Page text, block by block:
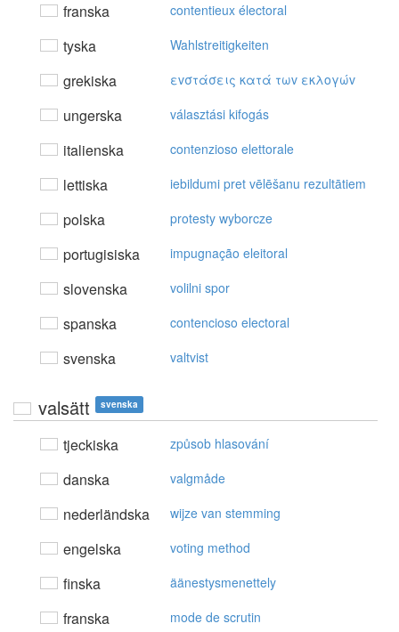
franska contentieux électoral
tyska Wahlstreitigkeiten
grekiska εvστάσεις κατά τωv εκλoγώv
ungerska választási kifogás
italienska contenzioso elettorale
lettiska iebildumi pret vēlēšanu rezultātiem
polska protesty wyborcze
portugisiska impugnação eleitoral
slovenska volilni spor
spanska contencioso electoral
svenska valtvist
valsätt svenska
tjeckiska způsob hlasování
danska valgmåde
nederländska wijze van stemming
engelska voting method
finska äänestysmenettely
franska mode de scrutin